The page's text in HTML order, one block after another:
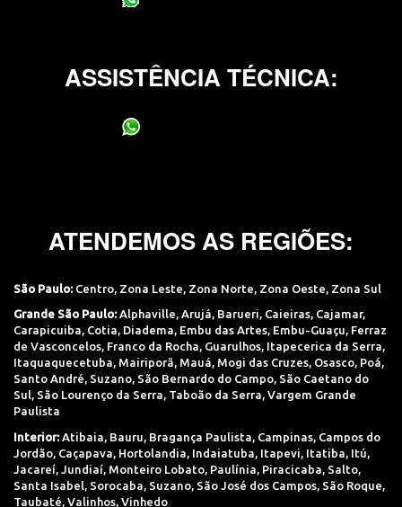
ASSISTÊNCIA TÉCNICA:
ATENDEMOS AS REGIÕES:
São Paulo: Centro Zona Leste Zona Norte Zona Oeste Zona Sul
Grande São Paulo: Alphaville, Arujá, Barueri, Caieiras, Cajamar,
Carapicuiba, Cotia, Diadema, Embu das Artes, Embu-Guaçu, Ferraz
de Vasconcelos, Franco da Rocha, Guarulhos, Itapecerica da Serra,
Itaquaquecetuba, Mairiporã, Mauá, Mogi das Cruzes, Osasco, Poá,
Santo André, Suzano, São Bernardo do Campo, São Caetano do
Sul, São Lourenço da Serra, Taboão da Serra, Vargem Grande
Paulista
Interior: Atibaia Bauru Bragança Paulista Campinas Campos do
Jordão Caçapava Hortolandia Indaiatuba Itapevi Itatiba Itú
Jacareí
Jundiaí Monteiro Lobato Paulínia Piracicaba Salto
Santa Isabel Sorocaba Suzano São José dos Campos São Roque
Taubaté Valinhos Vinhedo